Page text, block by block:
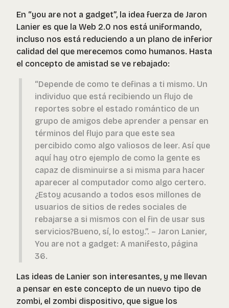
En “you are not a gadget”, la idea fuerza de Jaron
Lanier es que la Web 2.0 nos está uniformando,
incluso nos está reduciendo a un plano de inferior
calidad del que merecemos como humanos. Hasta
el concepto de amistad se ve rebajado:
“Depende de como te definas a ti mismo. Un
individuo que está recibiendo un flujo de
reportes sobre el estado romántico de un
grupo de amigos debe aprender a pensar en
términos del flujo para que este sea
percibido como algo valiosos de leer. Así que
aquí hay otro ejemplo de como la gente es
capaz de disminuirse a si misma para hacer
aparecer al computador como algo certero.
¿Estoy acusando a todos esos millones de
usuarios de sitios de redes sociales de
rebajarse a si mismos con el fin de usar sus
servicios?Bueno, sí, lo estoy.”. – Jaron Lanier,
You are not a gadget: A manifesto, página
36.
Las ideas de Lanier son interesantes, y me llevan
a pensar en este concepto de un nuevo tipo de
zombi, el zombi dispositivo, que sigue los